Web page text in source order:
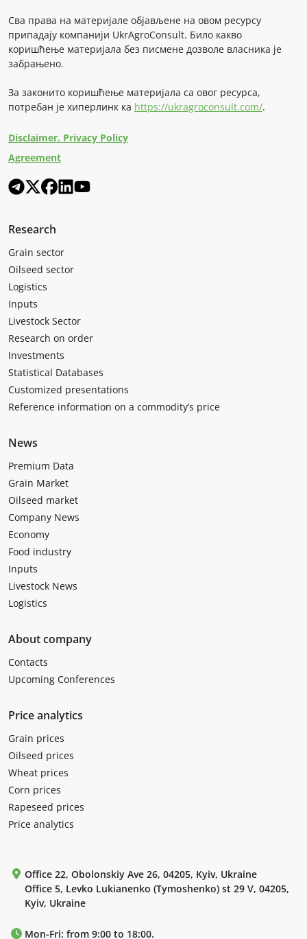
Сва права на материјале објављене на овом ресурсу
припадају компанији UkrAgroConsult. Било какво
коришћење материјала без писмене дозволе власника је
забрањено.
За законито коришћење материјала са овог ресурса,
потребан је хиперлинк ка https://ukragroconsult.com/.
Disclaimer. Privacy Policy
Agreement
Research
Grain sector
Oilseed sector
Logistics
Inputs
Livestock Sector
Research on order
Investments
Statistical Databases
Customized presentations
Reference information on a commodity’s price
News
Premium Data
Grain Market
Oilseed market
Company News
Economy
Food industry
Inputs
Livestock News
Logistics
About company
Contacts
Upcoming Conferences
Price analytics
Grain prices
Oilseed prices
Wheat prices
Corn prices
Rapeseed prices
Price analytics
Office 22, Obolonskiy Ave 26, 04205, Kyiv, Ukraine
Office 5, Levko Lukianenko (Tymoshenko) st 29 V, 04205,
Kyiv, Ukraine
Mon-Fri: from 9:00 to 18:00.